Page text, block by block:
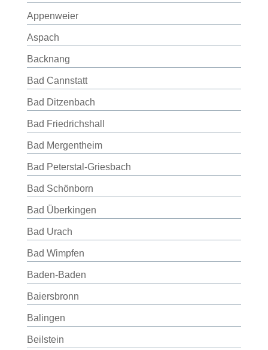
Appenweier
Aspach
Backnang
Bad Cannstatt
Bad Ditzenbach
Bad Friedrichshall
Bad Mergentheim
Bad Peterstal-Griesbach
Bad Schönborn
Bad Überkingen
Bad Urach
Bad Wimpfen
Baden-Baden
Baiersbronn
Balingen
Beilstein